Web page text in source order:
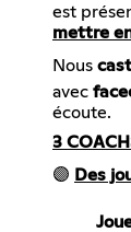
est
mettre
Nous
avec
écoute.
3
🟣 Des